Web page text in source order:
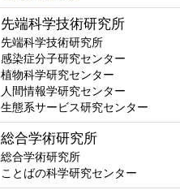
先端科学技術研究所
先端科学技術研究所
感染症分子研究センター
植物科学研究センター
人間情報学研究センター
生態系サービス研究センター
総合学術研究所
総合学術研究所
ことばの科学研究センター